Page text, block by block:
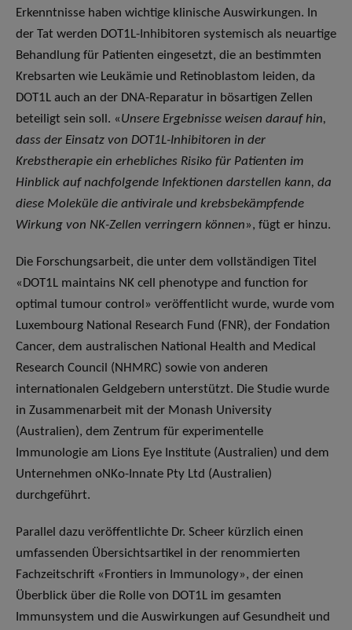
Erkenntnisse haben wichtige klinische Auswirkungen. In
der Tat werden DOT1L-Inhibitoren systemisch als neuartige
Behandlung für Patienten eingesetzt, die an bestimmten
Krebsarten wie Leukämie und Retinoblastom leiden, da
DOT1L auch an der DNA-Reparatur in bösartigen Zellen
beteiligt sein soll. «Unsere Ergebnisse weisen darauf hin,
dass der Einsatz von DOT1L-Inhibitoren in der
Krebstherapie ein erhebliches Risiko für Patienten im
Hinblick auf nachfolgende Infektionen darstellen kann, da
diese Moleküle die antivirale und krebsbekämpfende
Wirkung von NK-Zellen verringern können», fügt er hinzu.
Die Forschungsarbeit, die unter dem vollständigen Titel
«DOT1L maintains NK cell phenotype and function for
optimal tumour control» veröffentlicht wurde, wurde vom
Luxembourg National Research Fund (FNR), der Fondation
Cancer, dem australischen National Health and Medical
Research Council (NHMRC) sowie von anderen
internationalen Geldgebern unterstützt. Die Studie wurde
in Zusammenarbeit mit der Monash University
(Australien), dem Zentrum für experimentelle
Immunologie am Lions Eye Institute (Australien) und dem
Unternehmen oNKo-Innate Pty Ltd (Australien)
durchgeführt.
Parallel dazu veröffentlichte Dr. Scheer kürzlich einen
umfassenden Übersichtsartikel in der renommierten
Fachzeitschrift «Frontiers in Immunology», der einen
Überblick über die Rolle von DOT1L im gesamten
Immunsystem und die Auswirkungen auf Gesundheit und